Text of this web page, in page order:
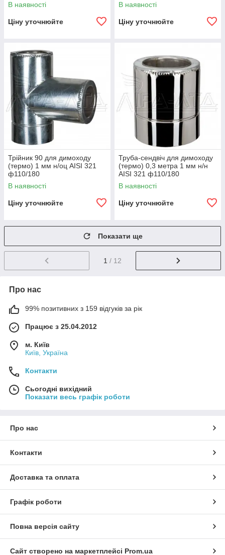
В наявності
Ціну уточнюйте
В наявності
Ціну уточнюйте
Трійник 90 для димоходу
(термо) 1 мм н/оц AISI 321
ф110/180
В наявності
Ціну уточнюйте
Труба-сендвіч для димоходу
(термо) 0,3 метра 1 мм н/н
AISI 321 ф110/180
В наявності
Ціну уточнюйте
Показати ще
1 / 12
Про нас
99% позитивних з 159 відгуків за рік
Працює з 25.04.2012
м. Київ
Київ, Україна
Контакти
Сьогодні вихідний
Показати весь графік роботи
Про нас
Контакти
Доставка та оплата
Графік роботи
Повна версія сайту
Сайт створено на маркетплейсі Prom.ua